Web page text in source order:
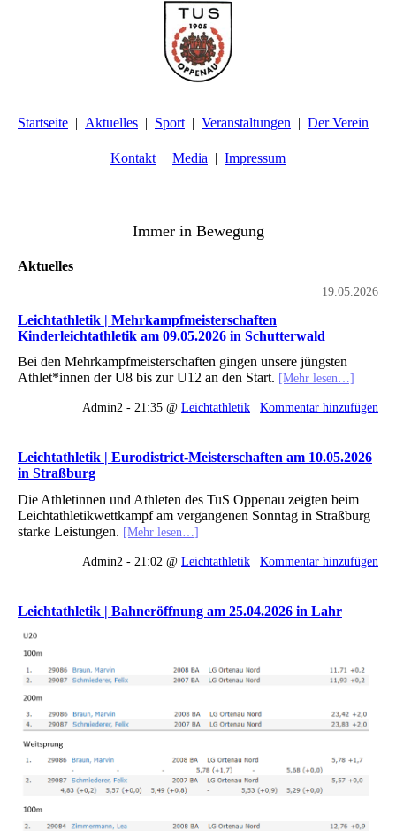
Startseite Aktuelles Sport Veranstaltungen Der Verein
Kontakt Media Impressum
Immer in Bewegung
Aktuelles
19.05.2026
Leichtathletik | Mehrkampfmeisterschaften
Kinderleichtathletik am 09.05.2026 in Schutterwald
Bei den Mehrkampfmeisterschaften gingen unsere jüngsten
Athlet*innen der U8 bis zur U12 an den Start. [Mehr lesen…]
Admin2 - 21:35 @ Leichtathletik | Kommentar hinzufügen
Leichtathletik | Eurodistrict-Meisterschaften am 10.05.2026
in Straßburg
Die Athletinnen und Athleten des TuS Oppenau zeigten beim
Leichtathletikwettkampf am vergangenen Sonntag in Straßburg
starke Leistungen. [Mehr lesen…]
Admin2 - 21:02 @ Leichtathletik | Kommentar hinzufügen
Leichtathletik | Bahneröffnung am 25.04.2026 in Lahr